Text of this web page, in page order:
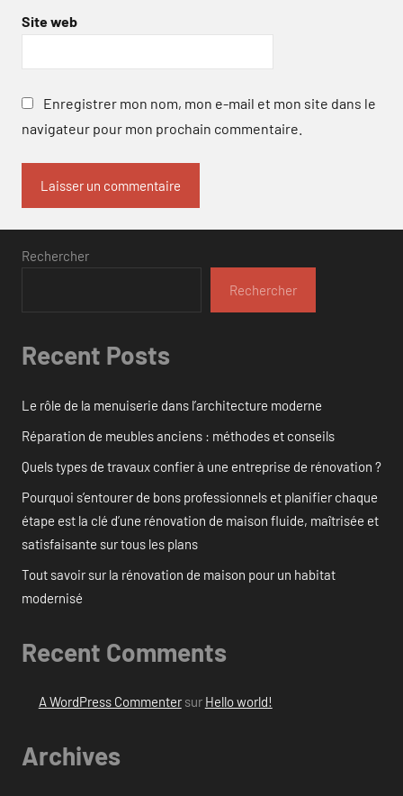
Site web
Enregistrer mon nom, mon e-mail et mon site dans le
navigateur pour mon prochain commentaire.
Rechercher
Rechercher
Recent Posts
Le rôle de la menuiserie dans l’architecture moderne
Réparation de meubles anciens : méthodes et conseils
Quels types de travaux confier à une entreprise de rénovation ?
Pourquoi s’entourer de bons professionnels et planifier chaque
étape est la clé d’une rénovation de maison fluide, maîtrisée et
satisfaisante sur tous les plans
Tout savoir sur la rénovation de maison pour un habitat
modernisé
Recent Comments
A WordPress Commentersur Hello world!
Archives